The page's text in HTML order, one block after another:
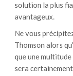
solution la plus
avantageux.
Ne vous
Thomson alors
que une
sera